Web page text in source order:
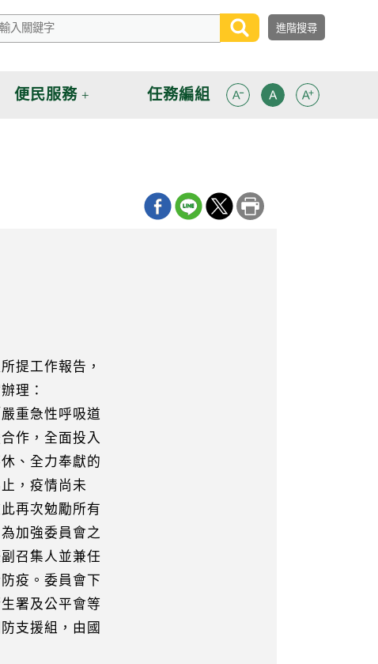
便民服務 任務編組
提工作報告，
理：
重急性呼吸道
作，全面投入
、全力奉獻的
，疫情尚未
再次勉勵所有
加強委員會之
召集人並兼任
疫。委員會下
署及公平會等
支援組，由國